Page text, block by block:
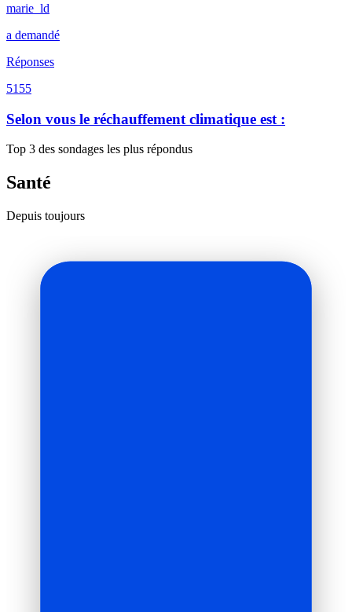
marie_ld
a demandé
Réponses
5155
Selon vous le réchauffement climatique est :
Top 3 des sondages les plus répondus
Santé
Depuis toujours